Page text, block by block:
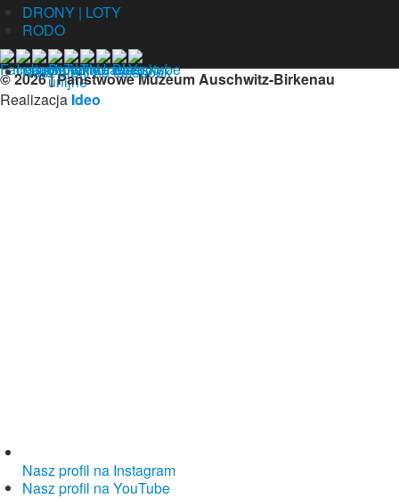
DRONY | LOTY
RODO
© 2026 | Państwowe Muzeum Auschwitz-Birkenau
Realizacja Ideo
Nasz profil na facebook
Nasz profil na Instagram
Nasz profil na YouTube